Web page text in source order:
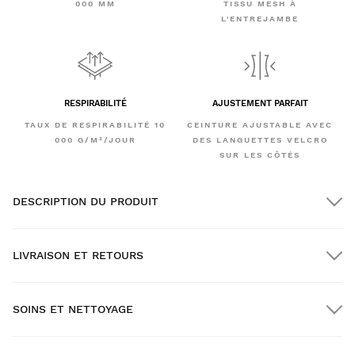
000 MM
TISSU MESH À
L'ENTREJAMBE
RESPIRABILITÉ
TAUX DE RESPIRABILITÉ 10
000 G/M²/JOUR
AJUSTEMENT PARFAIT
CEINTURE AJUSTABLE AVEC
DES LANGUETTES VELCRO
SUR LES CÔTÉS
DESCRIPTION DU PRODUIT
LIVRAISON ET RETOURS
SOINS ET NETTOYAGE